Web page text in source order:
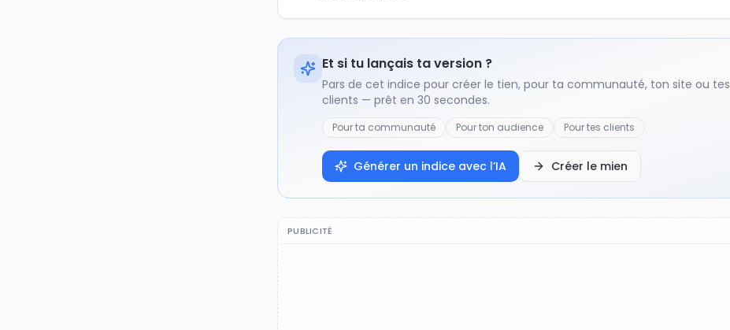
Et si tu lançais ta version ?
Pars de cet indice pour créer le tien, pour ta communauté, ton site ou tes
clients — prêt en 30 secondes.
Pour ta communauté Pour ton audience Pour tes clients
Générer un indice avec l’IA Créer le mien
PUBLICITÉ